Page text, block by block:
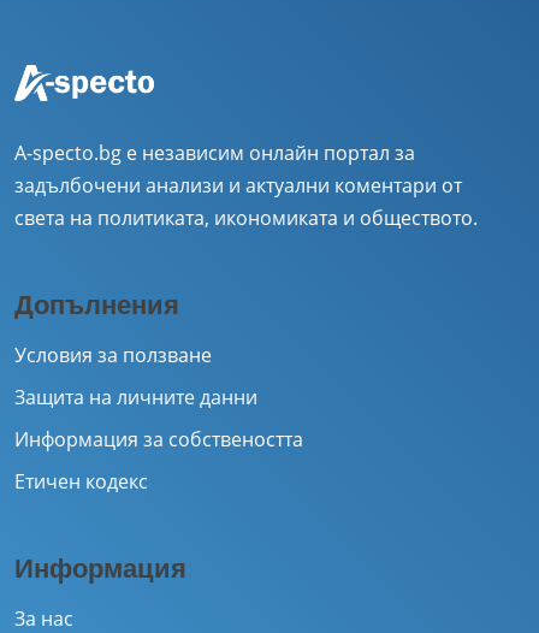
A-specto.bg е независим онлайн портал за
задълбочени анализи и актуални коментари от
света на политиката, икономиката и обществото.
Допълнения
Условия за ползване
Защита на личните данни
Информация за собствеността
Етичен кодекс
Информация
За нас